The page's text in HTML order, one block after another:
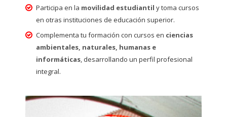
Participa en la movilidad estudiantil y toma cursos
en otras instituciones de educación superior.
Complementa tu formación con cursos en ciencias
ambientales, naturales, humanas e
informáticas, desarrollando un perfil profesional
integral.